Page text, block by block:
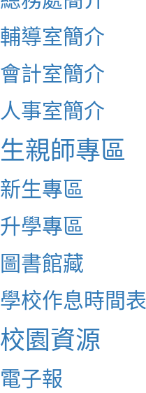
輔導室簡介
會計室簡介
人事室簡介
生親師專區
新生專區
升學專區
圖書館藏
學校作息時間表
校園資源
電子報